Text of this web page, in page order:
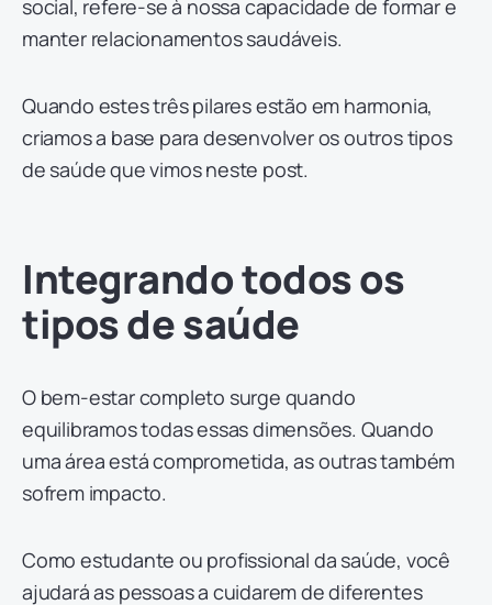
social, refere-se à nossa capacidade de formar e
manter relacionamentos saudáveis.
Quando estes três pilares estão em harmonia,
criamos a base para desenvolver os outros tipos
de saúde que vimos neste post.
Integrando todos os
tipos de saúde
O bem-estar completo surge quando
equilibramos todas essas dimensões. Quando
uma área está comprometida, as outras também
sofrem impacto.
Como estudante ou profissional da saúde, você
ajudará as pessoas a cuidarem de diferentes